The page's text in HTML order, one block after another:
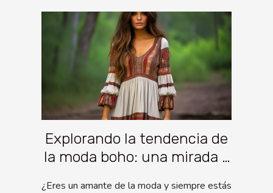
Explorando la tendencia de
la moda boho: una mirada a
¿Eres un amante de la moda y siempre estás